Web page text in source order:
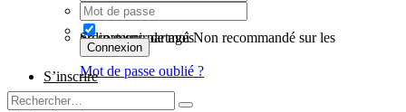
Se souvenir de moi
Non recommandé sur les ordinateurs partagés
Connexion
Mot de passe oublié ?
S’inscrire